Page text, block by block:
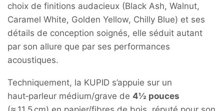
choix de finitions audacieux (Black Ash, Walnut,
Caramel White, Golden Yellow, Chilly Blue) et ses
détails de conception soignés, elle séduit autant
par son allure que par ses performances
acoustiques.
Techniquement, la KUPID s’appuie sur un
haut‑parleur médium/grave de 4½ pouces